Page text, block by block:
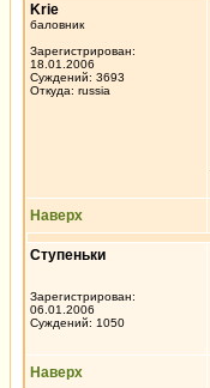
Krie
баловник
Зарегистрирован:
18.01.2006
Суждений: 3693
Откуда: russia
Наверх
Ступеньки
Зарегистрирован:
06.01.2006
Суждений: 1050
Наверх